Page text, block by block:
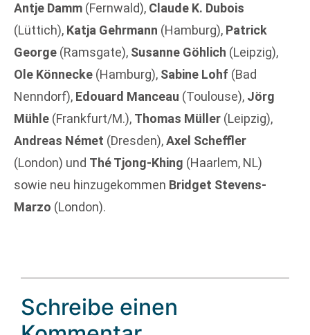
Antje Damm (Fernwald), Claude K. Dubois
(Lüttich), Katja Gehrmann (Hamburg), Patrick
George (Ramsgate), Susanne Göhlich (Leipzig),
Ole Könnecke (Hamburg), Sabine Lohf (Bad
Nenndorf), Edouard Manceau (Toulouse), Jörg
Mühle (Frankfurt/M.), Thomas Müller (Leipzig),
Andreas Német (Dresden),Axel Scheffler
(London) und Thé Tjong-Khing (Haarlem, NL)
sowie neu hinzugekommen Bridget Stevens-
Marzo (London).
Schreibe einen